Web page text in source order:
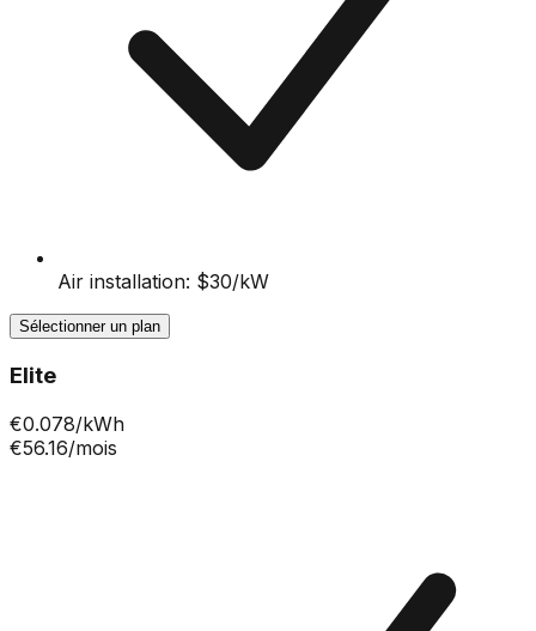
Air installation: $30/kW
Sélectionner un plan
Elite
€0.078/kWh
€56.16/mois